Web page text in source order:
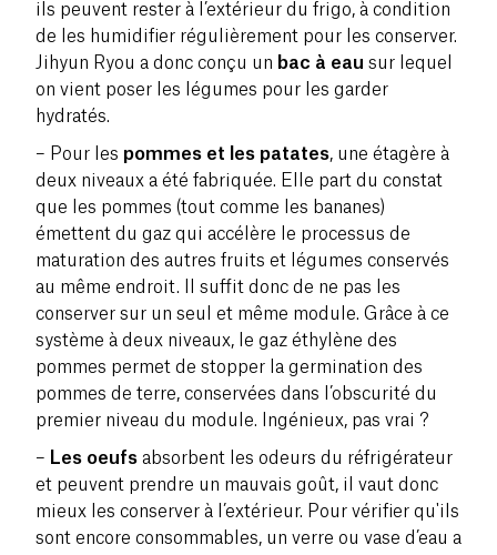
ils peuvent rester à l’extérieur du frigo, à condition
de les humidifier régulièrement pour les conserver.
Jihyun Ryou a donc conçu un bac à eau sur lequel
on vient poser les légumes pour les garder
hydratés.
– Pour les pommes et les patates, une étagère à
deux niveaux a été fabriquée. Elle part du constat
que les pommes (tout comme les bananes)
émettent du gaz qui accélère le processus de
maturation des autres fruits et légumes conservés
au même endroit. Il suffit donc de ne pas les
conserver sur un seul et même module. Grâce à ce
système à deux niveaux, le gaz éthylène des
pommes permet de stopper la germination des
pommes de terre, conservées dans l’obscurité du
premier niveau du module. Ingénieux, pas vrai ?
– Les oeufs absorbent les odeurs du réfrigérateur
et peuvent prendre un mauvais goût, il vaut donc
mieux les conserver à l’extérieur. Pour vérifier qu'ils
sont encore consommables, un verre ou vase d’eau a